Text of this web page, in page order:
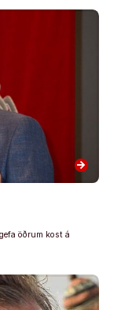
arrow_forward
öðrum kost á